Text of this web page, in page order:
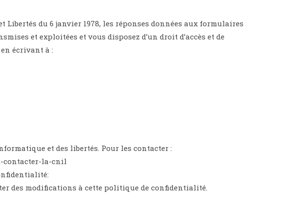
du 6 janvier 1978, les réponses données aux formulaires
et exploitées et vous disposez d’un droit d’accès et de
écrivant à :
et des libertés. Pour les contacter :
contacter-la-cnil
des modifications à cette politique de confidentialité.